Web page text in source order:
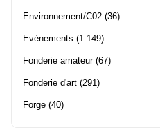
Environnement/C02 (36)
Evènements (1 149)
Fonderie amateur(67)
Fonderie d'art (291)
Forge (40)